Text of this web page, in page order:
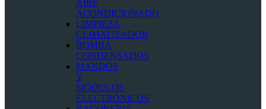
AIRE
ACONDICIONADO
LIMPIEZA
CLIMATIZADOR
BOMBA
CONDENSADOS
MANDOS
Y
MÓDULOS
ELECTRÓNICOS